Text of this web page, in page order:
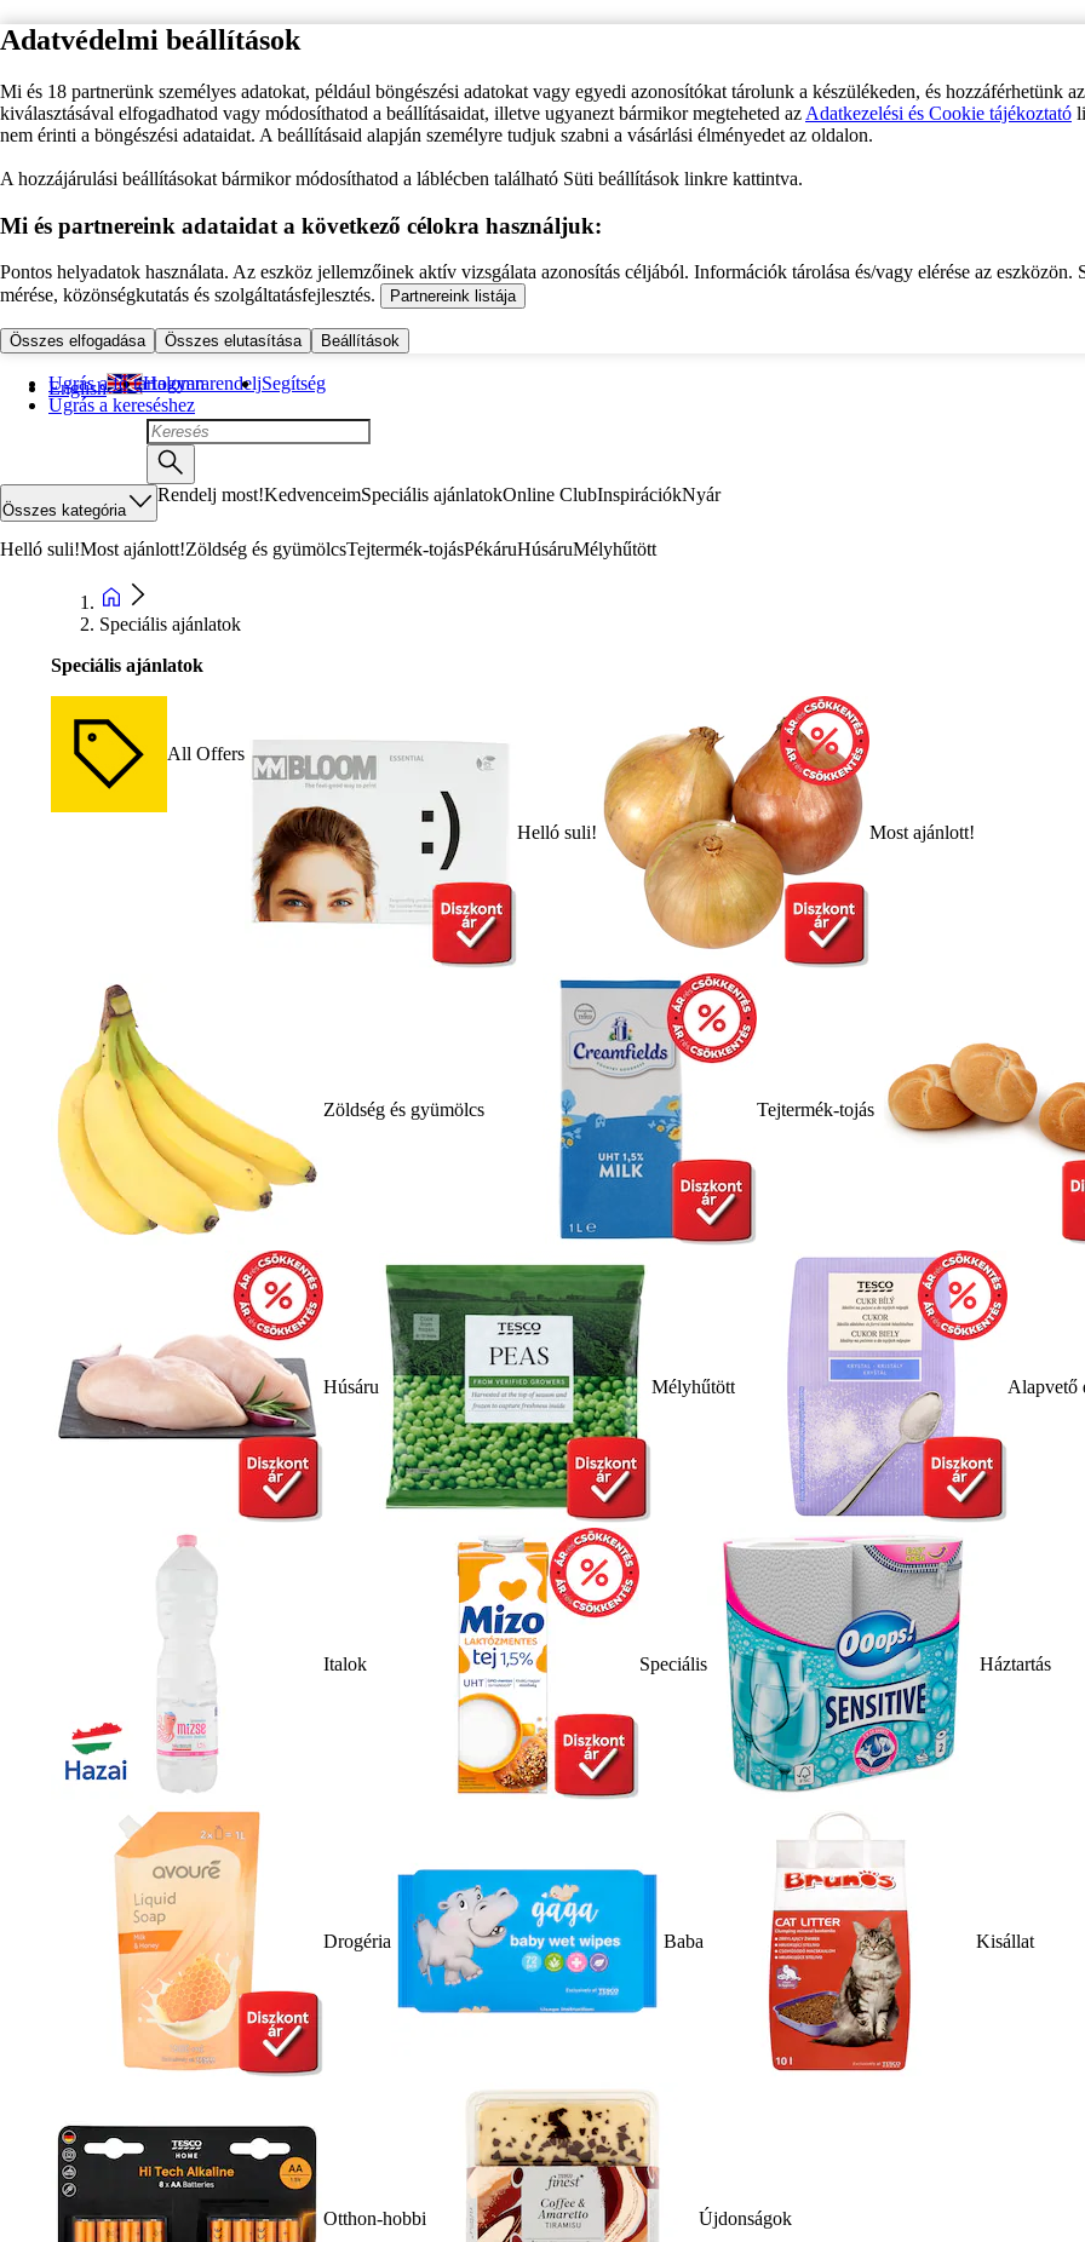
Adatvédelmi beállítások
Mi és 18 partnerünk személyes adatokat, például böngészési adatokat vagy egyedi azonosítókat tárolunk a készülékeden, és hozzáférhetünk
kiválasztásával elfogadhatod vagy módosíthatod a beállításaidat, illetve ugyanezt bármikor megteheted az Adatkezelési és Cookie tájékoztató
nem érinti a böngészési adataidat. A beállításaid alapján személyre tudjuk szabni a vásárlási élményedet az oldalon.
A hozzájárulási beállításokat bármikor módosíthatod a láblécben található Süti beállítások linkre kattintva.
Mi és partnereink adataidat a következő célokra használjuk:
Pontos helyadatok használata. Az eszköz jellemzőinek aktív vizsgálata azonosítás céljából. Információk tárolása és/vagy elérése az eszközön.
mérése, közönségkutatás és szolgáltatásfejlesztés.
Partnereink listája
Összes elfogadása Összes elutasítása Beállítások
Ugrás a fő tartalomra
Ugrás a kereséshez
English Hogyan rendeljSegítség
Összes kategória
Rendelj most!KedvenceimSpeciális ajánlatokOnline ClubInspirációkNyár
Helló suli!Most ajánlott!Zöldség és gyümölcsTejtermék-tojásPékáruHúsáruMélyhűtött
Speciális ajánlatok
Speciális ajánlatok
All Offers
Helló suli! Most ajánlott!
Zöldség és gyümölcs Tejtermék-tojás
Húsáru Mélyhűtött Alapvető
Italok Speciális Háztartás
Drogéria Baba Kisállat
Otthon-hobbi Újdonságok